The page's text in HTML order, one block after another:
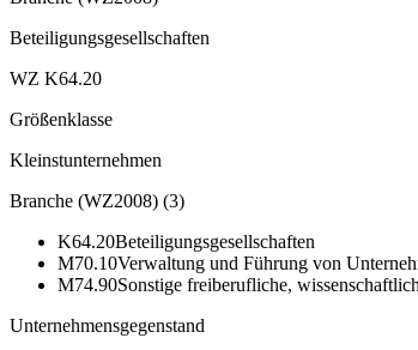
Beteiligungsgesellschaften
WZ K64.20
Größenklasse
Kleinstunternehmen
Branche (WZ2008) (3)
K64.20Beteiligungsgesellschaften
M70.10Verwaltung und Führung von
M74.90Sonstige freiberufliche,
Unternehmensgegenstand